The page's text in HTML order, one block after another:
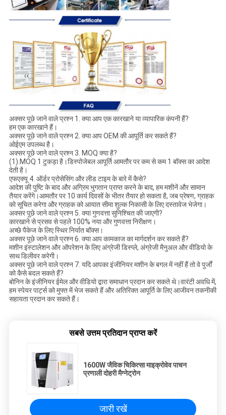
अक्सर पूछे जाने वाले प्रश्न 1. क्या आप एक कारखाने या व्यापारिक कंपनी हैं?
हम एक कारखाने हैं।
अक्सर पूछे जाने वाले प्रश्न 2. क्या आप OEM की आपूर्ति कर सकते हैं?
ओईएम उपलब्ध है।
अक्सर पूछे जाने वाले प्रश्न 3. MOQ क्या है?
(1).MOQ 1 टुकड़ा है।डिस्पोजेबल आपूर्ति आमतौर पर कम से कम 1 बॉक्स का आदेश
देती है।
एफएक्यू 4. ऑर्डर प्रोसेसिंग और लीड टाइम के बारे में कैसे?
आदेश की पुष्टि के बाद और अग्रिम भुगतान प्राप्त करने के बाद, हम मशीनें और सामान
तैयार करेंगे।आमतौर पर 10 कार्य दिवसों के भीतर तैयार हो सकता है, जब प्रेषण, ग्राहक
को सूचित करेगा और ग्राहक को आयात सीमा शुल्क निकासी के लिए दस्तावेज भेजेगा।
अक्सर पूछे जाने वाले प्रश्न 5. क्या गुणवत्ता सुनिश्चित की जाएगी?
कारखाने से प्रसव से पहले 100% नया और गुणवत्ता निरीक्षण।
अच्छे पैकेज के लिए स्थिर निर्यात बॉक्स।
अक्सर पूछे जाने वाले प्रश्न 6. क्या आप कामकाज का मार्गदर्शन कर सकते हैं?
मशीन इंस्टालेशन और ऑपरेशन के लिए अंग्रेजी डिस्प्ले, अंग्रेजी मैनुअल और वीडियो के
साथ डिलीवर करेगी।
अक्सर पूछे जाने वाले प्रश्न 7. यदि आपका इंजीनियर मशीन के बगल में नहीं हैं तो वे पुर्जों
को कैसे बदल सकते हैं?
बोनिन के इंजीनियर ईमेल और वीडियो द्वारा समाधान प्रदान कर सकते थे।वारंटी अवधि में,
हम स्पेयर पार्ट्स को मुफ्त में भेज सकते हैं और अतिरिक्त आपूर्ति के लिए आजीवन तकनीकी
सहायता प्रदान कर सकते हैं।
सबसे उत्तम प्रतिदान प्राप्त करें
1600W जैविक चिकित्सा माइक्रोवेव पाचन
प्रणाली दोहरी मैग्नेट्रोन
जारी रखें